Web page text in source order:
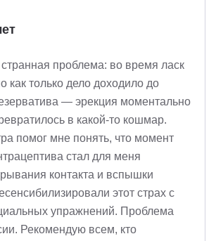
проблема: во время ласк
как только дело доходило до
— эрекция моментально
в какой-то кошмар.
помог мне понять, что момент
стал для меня
контакта и вспышки
этот страх с
упражнений. Проблема
Рекомендую всем, кто